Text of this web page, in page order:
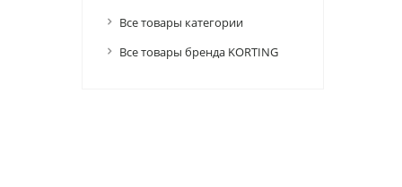
Все товары категории
Все товары бренда KORTING